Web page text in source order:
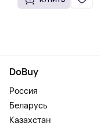
DoBuy
Россия
Беларусь
Казахстан